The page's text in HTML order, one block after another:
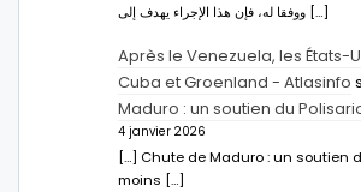
ووفقا له، فإن هذا الإجراء يهدف إلى […]
Après le Venezuela, les États-
Cuba et Groenland - Atlasinfo
Maduro : un soutien du
4 janvier 2026
[…] Chute de Maduro : un soutien
moins […]